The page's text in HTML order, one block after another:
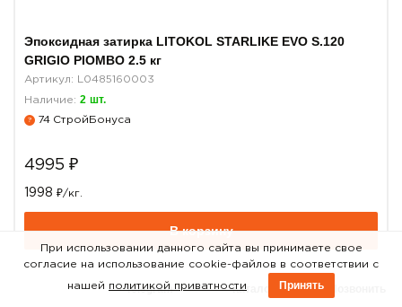
Telegram Каталог
Эпоксидная затирка LITOKOL STARLIKE EVO S.120
GRIGIO PIOMBO 2.5 кг
Артикул: L0485160003
Наличие: 2 шт.
? 74 СтройБонуса
4995 ₽
1998 ₽/кг.
В корзину
При использовании данного сайта вы принимаете свое
согласие на использование cookie-файлов в соответствии с
нашей политикой приватности Принять